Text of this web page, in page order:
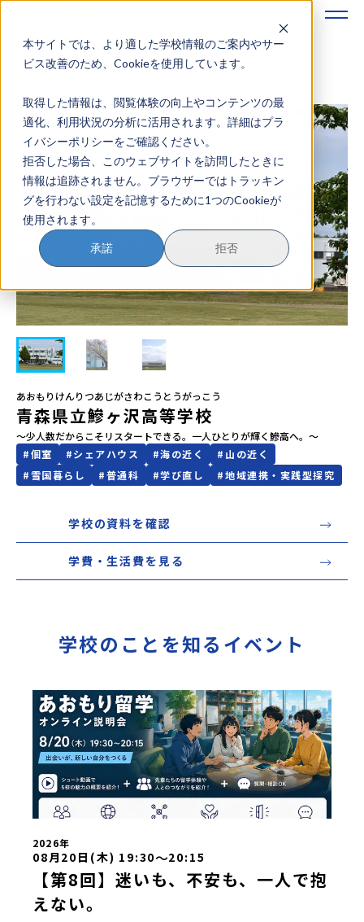
本サイトでは、より適した学校情報のご案内やサー
ビス改善のため、Cookieを使用しています。
取得した情報は、閲覧体験の向上やコンテンツの最
適化、利用状況の分析に活用されます。詳細はプラ
イバシーポリシーをご確認ください。
拒否した場合、このウェブサイトを訪問したときに
情報は追跡されません。ブラウザーではトラッキン
グを行わない設定を記憶するために1つのCookieが
使用されます。
承諾 拒否
地域みらい留学のすすめかた
地域みらい留学とは
学校を探す
イベントを探す
おためし地域留学
マガジン
奨学金について
？ イベント参加方法
会員登録 MYページログイン
あおもりけんりつあじがさわこうとうがっこう
青森県立鰺ヶ沢高等学校
～少人数だからこそリスタートできる。一人ひとりが輝く鰺高へ。～
#個室 #シェアハウス #海の近く # 山の近く
#雪国暮らし #普通科 #学び直し #地域連携・実践型探究
学校の資料を確認
学費・生活費を見る
学校のことを知るイベント
2026年
08月20日(木) 19:30〜20:15
【第8回】迷いも、不安も、一人で抱
えない。